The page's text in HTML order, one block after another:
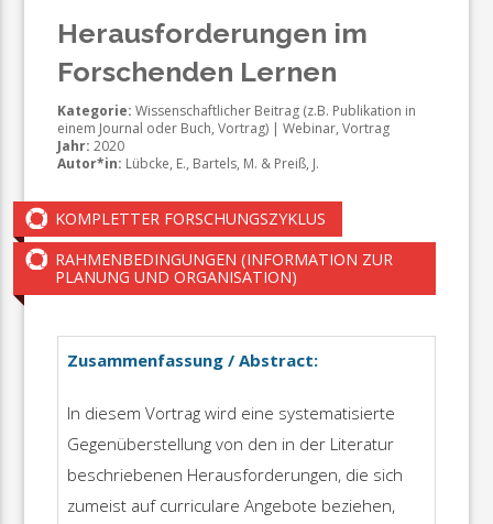
Herausforderungen im
Forschenden Lernen
Kategorie: Wissenschaftlicher Beitrag (z.B. Publikation in
einem Journal oder Buch, Vortrag) | Webinar, Vortrag
Jahr: 2020
Autor*in: Lübcke, E., Bartels, M. & Preiß, J.
KOMPLETTER FORSCHUNGSZYKLUS
RAHMENBEDINGUNGEN (INFORMATION ZUR
PLANUNG UND ORGANISATION)
Zusammenfassung / Abstract:
In diesem Vortrag wird eine systematisierte
Gegenüberstellung von den in der Literatur
beschriebenen Herausforderungen, die sich
zumeist auf curriculare Angebote beziehen,